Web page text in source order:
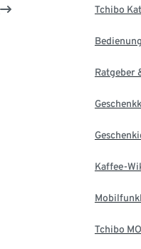
Tchibo
Ratgeber
Kaffee-
Tchibo